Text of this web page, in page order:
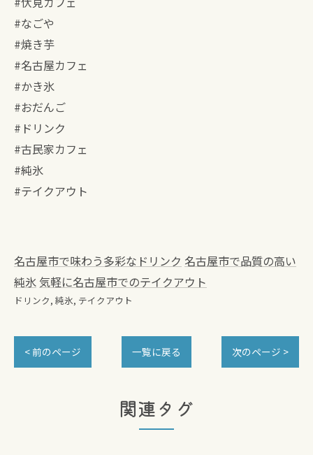
#なごや⁡
#⁡焼き芋
#名古屋カフェ
#かき氷
#おだんご
#ドリンク
#古民家カフェ
#純氷
#テイクアウト
名古屋市で味わう多彩なドリンク 名古屋市で品質の高い
純氷 気軽に名古屋市でのテイクアウト
ドリンク 純氷 テイクアウト
< 前のページ 一覧に戻る 次のページ >
関連タグ